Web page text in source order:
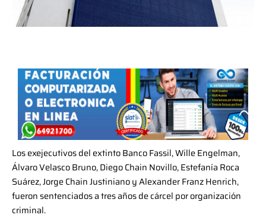
Los exejecutivos del extinto Banco Fassil, Wille Engelman,
Álvaro Velasco Bruno, Diego Chain Novillo, Estefanía Roca
Suárez, Jorge Chain Justiniano y Alexander Franz Henrich,
fueron sentenciados a tres años de cárcel por organización
criminal.